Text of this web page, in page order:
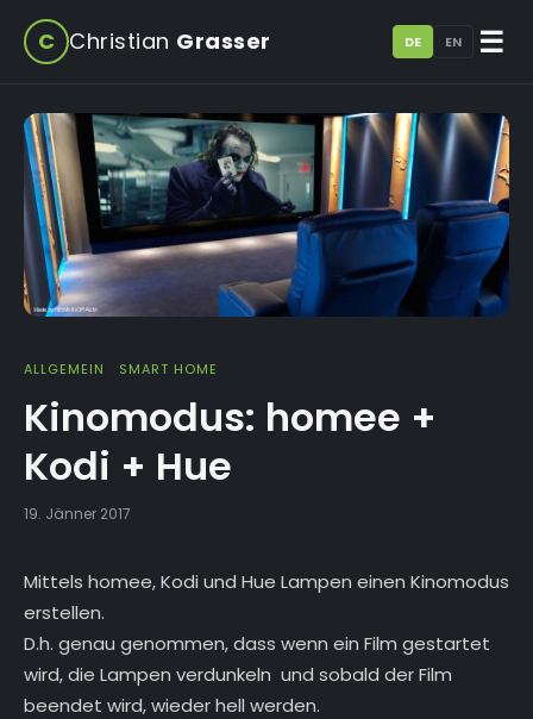
C Christian Grasser DE EN ☰
ALLGEMEIN SMART HOME
Kinomodus: homee +
Kodi + Hue
19. Jänner 2017
Mittels homee, Kodi und Hue Lampen einen Kinomodus
erstellen.
D.h. genau genommen, dass wenn ein Film gestartet
wird, die Lampen verdunkeln und sobald der Film
beendet wird, wieder hell werden.